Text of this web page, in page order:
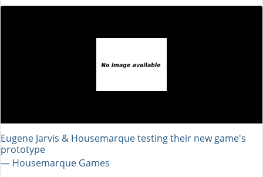
Eugene Jarvis & Housemarque testing their new game's
prototype
― Housemarque Games